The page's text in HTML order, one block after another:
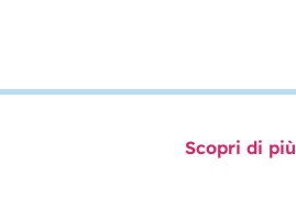
Scopri di più